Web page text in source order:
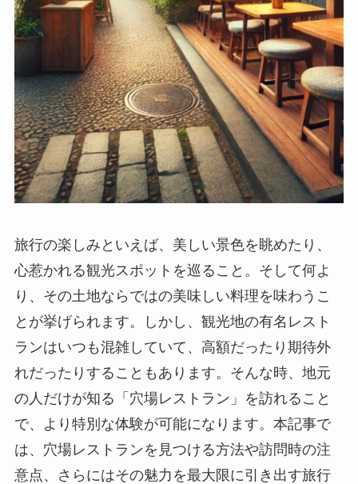
旅行の楽しみといえば、美しい景色を眺めたり、
心惹かれる観光スポットを巡ること。そして何よ
り、その土地ならではの美味しい料理を味わうこ
とが挙げられます。しかし、観光地の有名レスト
ランはいつも混雑していて、高額だったり期待外
れだったりすることもあります。そんな時、地元
の人だけが知る「穴場レストラン」を訪れること
で、より特別な体験が可能になります。本記事で
は、穴場レストランを見つける方法や訪問時の注
意点、さらにはその魅力を最大限に引き出す旅行